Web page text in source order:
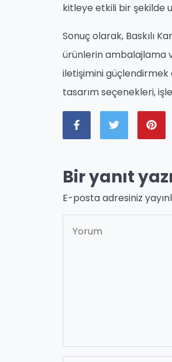
kitleye etkili bir şekilde
Sonuç olarak, Baskılı
ürünlerin ambalajlama
iletişimini güçlendirmek
tasarım seçenekleri,
Bir yanıt
E-posta adresiniz